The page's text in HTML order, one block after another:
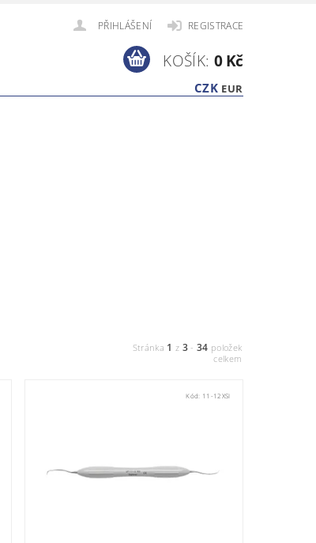
PŘIHLÁŠENÍ REGISTRACE
CZK EUR
KOŠÍK: 0 Kč
Stránka 1 z 3 - 34 položek
celkem
Kód: 11-12XSI